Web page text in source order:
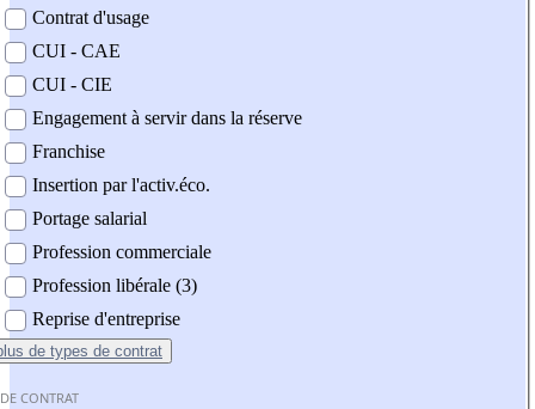
Contrat d'usage
CUI - CAE
CUI - CIE
Engagement à servir dans la réserve
Franchise
Insertion par l'activ.éco.
Portage salarial
Profession commerciale
Profession libérale (3)
Reprise d'entreprise
de types de contrat
CONTRAT